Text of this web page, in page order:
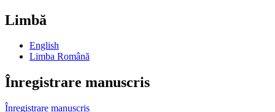
Limbă
English
Limba Română
Înregistrare manuscris
Înregistrare manuscris